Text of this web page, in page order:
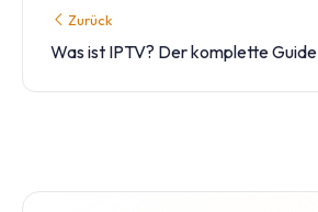
Zurück
Was ist IPTV? Der komplette Guide